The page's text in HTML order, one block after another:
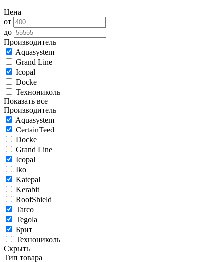
Цена
от
до
Производитель
Aquasystem
Grand Line
Icopal
Docke
Технониколь
Показать все
Производитель
Aquasystem
CertainTeed
Docke
Grand Line
Icopal
Iko
Katepal
Kerabit
RoofShield
Tarco
Tegola
Брит
Технониколь
Скрыть
Тип товара